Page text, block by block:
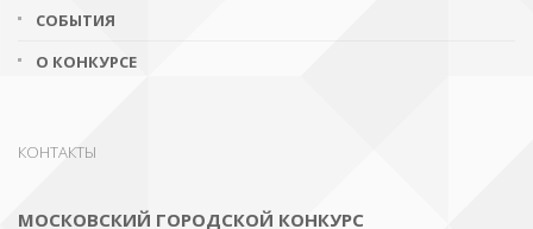
СОБЫТИЯ
О КОНКУРСЕ
КОНТАКТЫ
МОСКОВСКИЙ ГОРОДСКОЙ КОНКУРС